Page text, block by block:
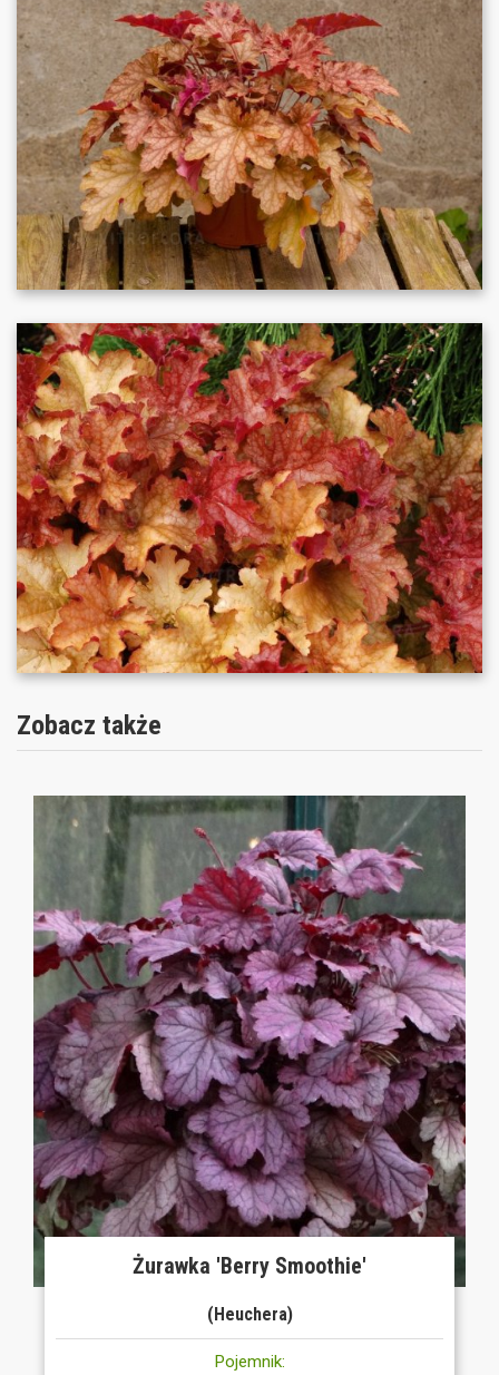
Zobacz także
Żurawka 'Berry Smoothie'
(Heuchera)
Pojemnik: